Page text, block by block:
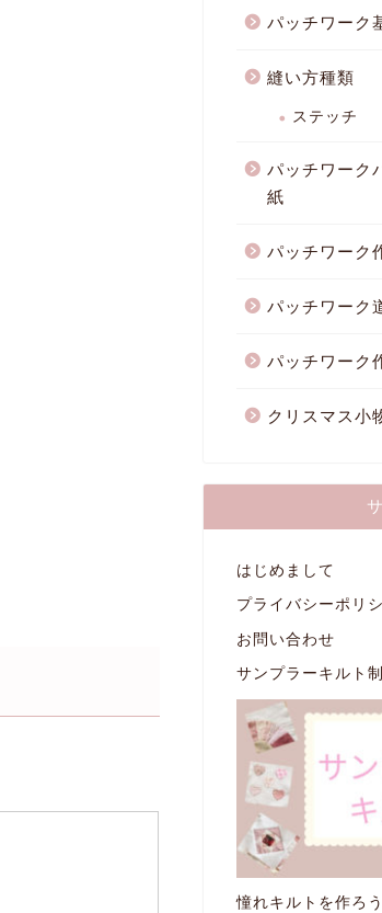
パッチワーク
縫い方種類
ステッチ
パッチワーク
紙
パッチワーク
パッチワーク
パッチワーク
クリスマス小
はじめまして
プライバシーポリ
お問い合わせ
サンプラーキルト
憧れキルトを作ろう